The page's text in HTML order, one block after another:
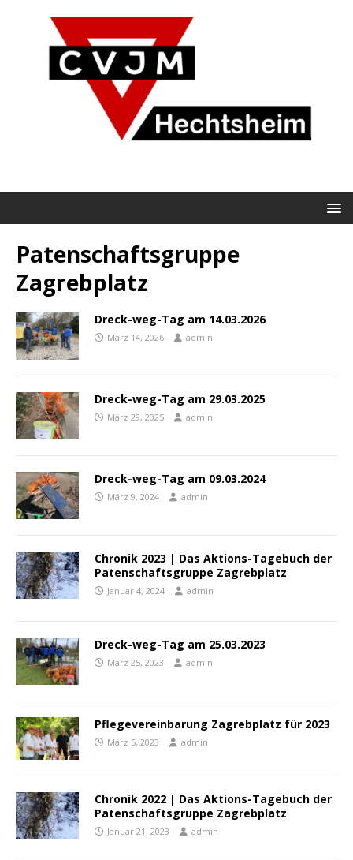
Patenschaftsgruppe
Zagrebplatz
Dreck-weg-Tag am 14.03.2026
März 14, 2026 admin
Dreck-weg-Tag am 29.03.2025
März 29, 2025 admin
Dreck-weg-Tag am 09.03.2024
März 9, 2024 admin
Chronik 2023 | Das Aktions-Tagebuch der
Patenschaftsgruppe Zagrebplatz
Januar 4, 2024 admin
Dreck-weg-Tag am 25.03.2023
März 25, 2023 admin
Pflegevereinbarung Zagrebplatz für 2023
März 5, 2023 admin
Chronik 2022 | Das Aktions-Tagebuch der
Patenschaftsgruppe Zagrebplatz
Januar 21, 2023 admin